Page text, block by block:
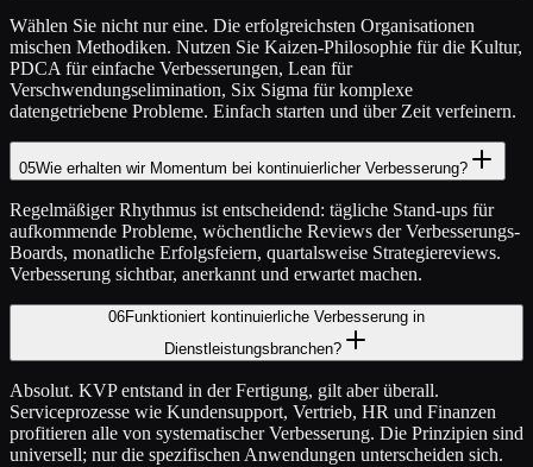
Wählen Sie nicht nur eine. Die erfolgreichsten Organisationen
mischen Methodiken. Nutzen Sie Kaizen-Philosophie für die Kultur,
PDCA für einfache Verbesserungen, Lean für
Verschwendungselimination, Six Sigma für komplexe
datengetriebene Probleme. Einfach starten und über Zeit verfeinern.
05Wie erhalten wir Momentum bei kontinuierlicher Verbesserung?
Regelmäßiger Rhythmus ist entscheidend: tägliche Stand-ups für
aufkommende Probleme, wöchentliche Reviews der Verbesserungs-
Boards, monatliche Erfolgsfeiern, quartalsweise Strategiereviews.
Verbesserung sichtbar, anerkannt und erwartet machen.
06Funktioniert kontinuierliche Verbesserung in
Dienstleistungsbranchen?
Absolut. KVP entstand in der Fertigung, gilt aber überall.
Serviceprozesse wie Kundensupport, Vertrieb, HR und Finanzen
profitieren alle von systematischer Verbesserung. Die Prinzipien sind
universell; nur die spezifischen Anwendungen unterscheiden sich.